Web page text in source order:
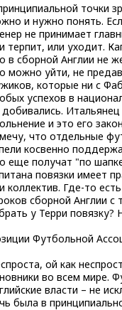
точки
и нужно понять.
не принимает
терпит, или уходит.
в сборной Англии не
можно уйти, не
которые ни с
успехов в
добивались.
и это его
что отдельные
косвенно
еще получат "по
повязки имеет
коллектив. Где-то
сборной Англии с
у Терри повязку?
Футбольной
ой как
во всем мире.
власти – не
была в